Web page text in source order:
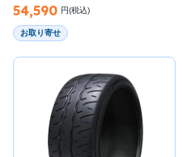
54,590 円(税込)
お取り寄せ